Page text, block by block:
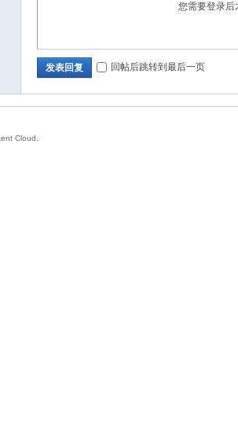
您需要登录
发表回复 回帖后跳转到最后一页
Cloud.